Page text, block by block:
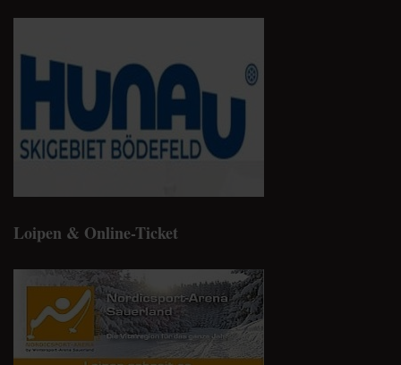
Loipen & Online-Ticket